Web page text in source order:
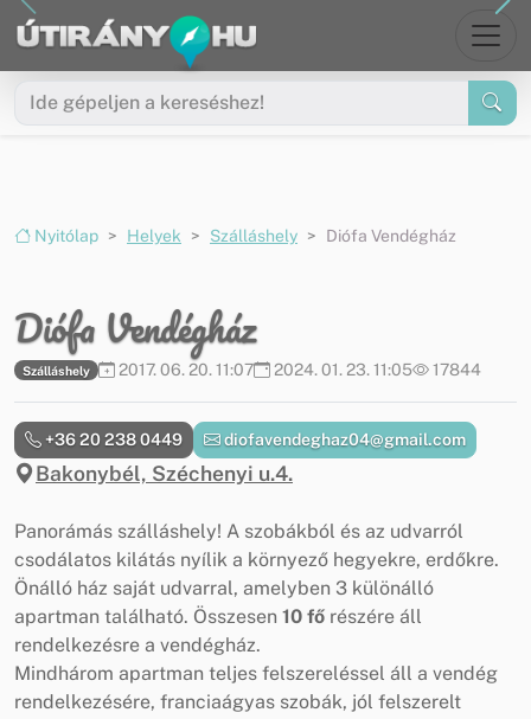
Ugrás a menüre
Ugrás a tartalomra
Nyitólap Helyek Szálláshely Diófa Vendégház
Diófa Vendégház
Szálláshely 2017. 06. 20. 11:07 2024. 01. 23. 11:05 17844
Bakonybél, Széchenyi u.4.
+36 20 238 0449 diofavendeghaz04@gmail.com
Panorámás szálláshely! A szobákból és az udvarról
csodálatos kilátás nyílik a környező hegyekre, erdőkre.
Önálló ház saját udvarral, amelyben 3 különálló
apartman található. Összesen 10 fő részére áll
rendelkezésre a vendégház.
Mindhárom apartman teljes felszereléssel áll a vendég
rendelkezésére, franciaágyas szobák, jól felszerelt